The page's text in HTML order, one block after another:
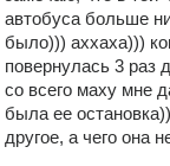
автобуса больше
было))) аххаха)))
повернулась 3 раз
со всего маху мне
была ее
другое, а чего она